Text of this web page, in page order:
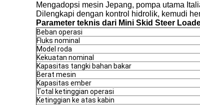
Mengadopsi mesin Jepang, pompa utama
Dilengkapi dengan kontrol hidrolik, kemudi
Parameter teknis dari Mini Skid Steer
Beban operasi
Fluks nominal
Model roda
Kekuatan nominal
Kapasitas tangki bahan bakar
Berat mesin
Kapasitas ember
Total ketinggian operasi
Ketinggian ke atas kabin